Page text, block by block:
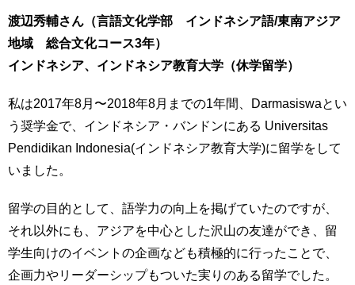
渡辺秀輔さん（言語文化学部 インドネシア語/東南アジア
地域 総合文化コース3年）
インドネシア、インドネシア教育大学（休学留学）
私は2017年8月〜2018年8月までの1年間、Darmasiswaとい
う奨学金で、インドネシア・バンドンにある Universitas
Pendidikan Indonesia(インドネシア教育大学)に留学をして
いました。
留学の目的として、語学力の向上を掲げていたのですが、
それ以外にも、アジアを中心とした沢山の友達ができ、留
学生向けのイベントの企画なども積極的に行ったことで、
企画力やリーダーシップもついた実りのある留学でした。